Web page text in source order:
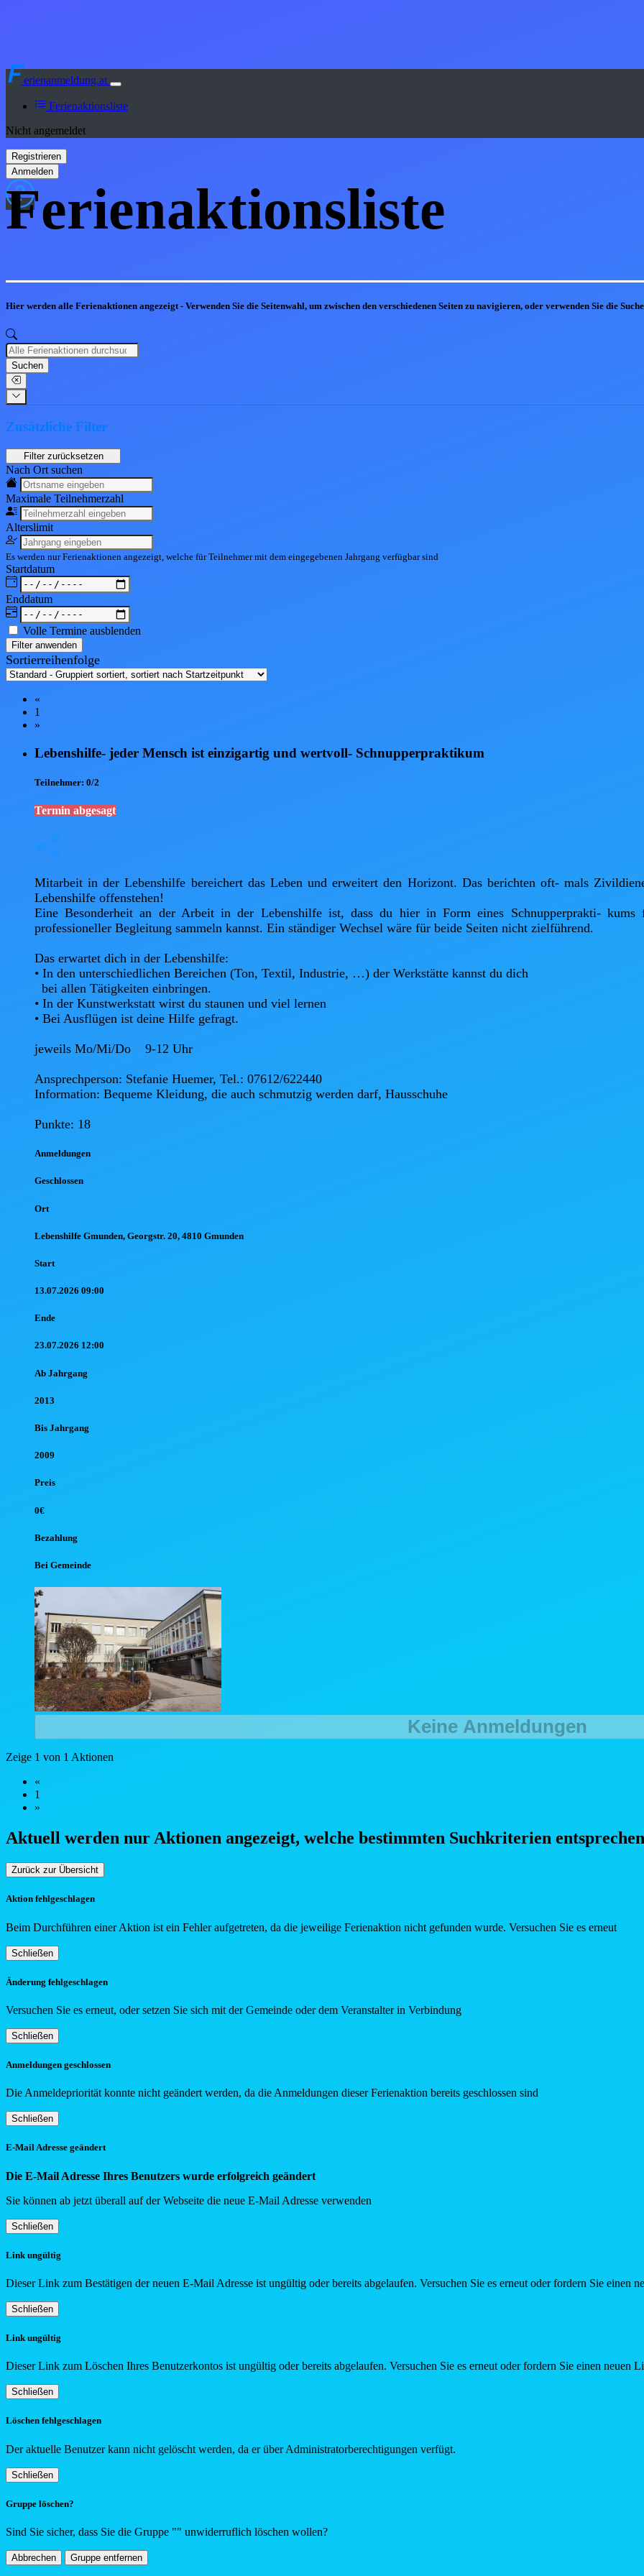
erienanmeldung.at
Ferienaktionsliste
Nicht angemeldet
Ferienaktionsliste
Hier werden alle Ferienaktionen angezeigt - Verwenden Sie die Seitenwahl, um zwischen den verschiedenen Seiten zu navigieren, oder verwenden Sie die
Suchen
Zusätzliche Filter
Nach Ort suchen
Maximale Teilnehmerzahl
Alterslimit
Es werden nur Ferienaktionen angezeigt, welche für Teilnehmer mit dem eingegebenen Jahrgang verfügbar sind
Startdatum
Enddatum
Volle Termine ausblenden
Filter anwenden
Sortierreihenfolge
«
1
»
Lebenshilfe- jeder Mensch ist einzigartig und wertvoll- Schnupperpraktikum
Teilnehmer: 0/2
Termin abgesagt
Mitarbeit in der Lebenshilfe bereichert das Leben und erweitert den Horizont. Das berichten oft- mals
Lebenshilfe offenstehen!
Eine Besonderheit an der Arbeit in der Lebenshilfe ist, dass du hier in Form eines Schnupperprakti-
professioneller Begleitung sammeln kannst. Ein ständiger Wechsel wäre für beide Seiten nicht zielführend.
Das erwartet dich in der Lebenshilfe:
• In den unterschiedlichen Bereichen (Ton, Textil, Industrie, …) der Werkstätte kannst du dich
• In der Kunstwerkstatt wirst du staunen und viel lernen
• Bei Ausflügen ist deine Hilfe gefragt.
jeweils Mo/Mi/Do    9-12 Uhr
Ansprechperson: Stefanie Huemer, Tel.: 07612/622440
Information: Bequeme Kleidung, die auch schmutzig werden darf, Hausschuhe
Punkte: 18
Anmeldungen
Geschlossen
Ort
Lebenshilfe Gmunden, Georgstr. 20, 4810 Gmunden
Start
13.07.2026 09:00
Ende
23.07.2026 12:00
Ab Jahrgang
2013
Bis Jahrgang
2009
Preis
0€
Bezahlung
Bei Gemeinde
Keine Anmeldungen
Zeige 1 von 1 Aktionen
«
1
»
Aktuell werden nur Aktionen angezeigt, welche bestimmten Suchkriterien entsprechen
Zurück zur Übersicht
Aktion fehlgeschlagen
Beim Durchführen einer Aktion ist ein Fehler aufgetreten, da die jeweilige Ferienaktion nicht gefunden wurde. Versuchen Sie es erneut
Schließen
Änderung fehlgeschlagen
Versuchen Sie es erneut, oder setzen Sie sich mit der Gemeinde oder dem Veranstalter in Verbindung
Schließen
Anmeldungen geschlossen
Die Anmeldepriorität konnte nicht geändert werden, da die Anmeldungen dieser Ferienaktion bereits geschlossen sind
Schließen
E-Mail Adresse geändert
Die E-Mail Adresse Ihres Benutzers wurde erfolgreich geändert
Sie können ab jetzt überall auf der Webseite die neue E-Mail Adresse verwenden
Schließen
Link ungültig
Dieser Link zum Bestätigen der neuen E-Mail Adresse ist ungültig oder bereits abgelaufen. Versuchen Sie es erneut oder fordern Sie einen
Schließen
Link ungültig
Dieser Link zum Löschen Ihres Benutzerkontos ist ungültig oder bereits abgelaufen. Versuchen Sie es erneut oder fordern Sie einen neuen
Schließen
Löschen fehlgeschlagen
Der aktuelle Benutzer kann nicht gelöscht werden, da er über Administratorberechtigungen verfügt.
Schließen
Gruppe löschen?
Sind Sie sicher, dass Sie die Gruppe "" unwiderruflich löschen wollen?
Abbrechen Gruppe entfernen